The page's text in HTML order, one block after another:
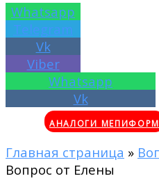
Whatsapp
Telegram
Vk
Viber
Whatsapp
Vk
АНАЛОГИ МЕПИФОРМ
Главная страница »
Вопрос от Елены